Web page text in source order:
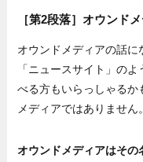
［第2段落］オウンド
オウンドメディアの話
「ニュースサイト」の
べる方もいらっしゃるか
メディアではありません。
オウンドメディアはそ